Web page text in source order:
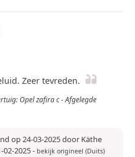
Zeer tevreden.
Opel zafira c - Afgelegde
op 24-03-2025 door Käthe
2025- bekijk origineel (Duits)